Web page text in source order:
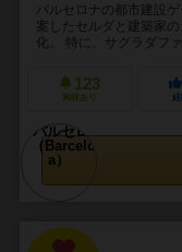
バルセロナの都市建設
案したセルダと建築家
化。 特に、サグラダフ
123
興味あり